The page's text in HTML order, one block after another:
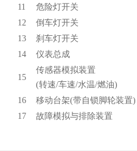
11
危险灯开关
12
倒车灯开关
13
刹车灯开关
14
仪表总成
15
传感器模拟装置
(转速/车速/水温/燃油)
16
移动台架(带自锁脚轮装置)
17
故障模拟与排除装置